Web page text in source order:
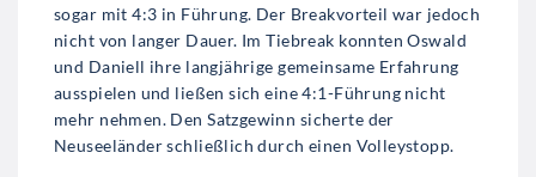
sogar mit 4:3 in Führung. Der Breakvorteil war jedoch
nicht von langer Dauer. Im Tiebreak konnten Oswald
und Daniell ihre langjährige gemeinsame Erfahrung
ausspielen und ließen sich eine 4:1-Führung nicht
mehr nehmen. Den Satzgewinn sicherte der
Neuseeländer schließlich durch einen Volleystopp.